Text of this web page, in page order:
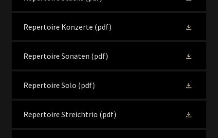
Repertoire Konzerte (pdf)
Repertoire Sonaten (pdf)
Repertoire Solo (pdf)
Repertoire Streichtrio (pdf)